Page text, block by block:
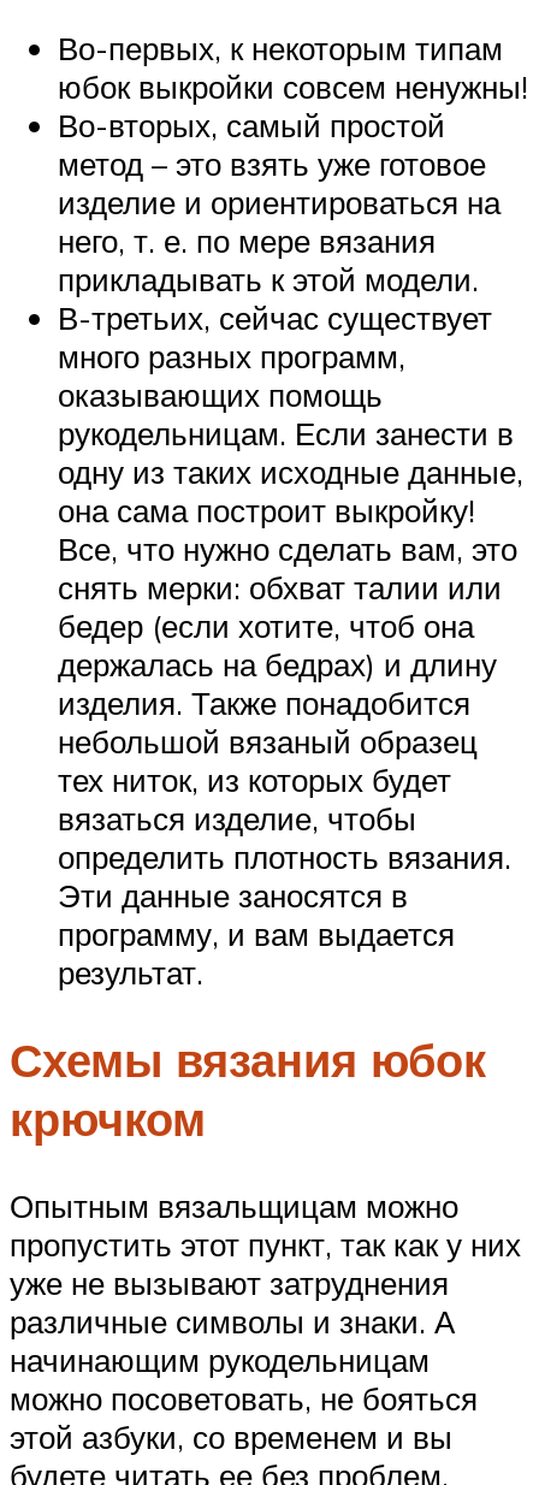
Во-первых, к некоторым типам
юбок выкройки совсем ненужны!
Во-вторых, самый простой
метод – это взять уже готовое
изделие и ориентироваться на
него, т. е. по мере вязания
прикладывать к этой модели.
В-третьих, сейчас существует
много разных программ,
оказывающих помощь
рукодельницам. Если занести в
одну из таких исходные данные,
она сама построит выкройку!
Все, что нужно сделать вам, это
снять мерки: обхват талии или
бедер (если хотите, чтоб она
держалась на бедрах) и длину
изделия. Также понадобится
небольшой вязаный образец
тех ниток, из которых будет
вязаться изделие, чтобы
определить плотность вязания.
Эти данные заносятся в
программу, и вам выдается
результат.
Схемы вязания юбок
крючком
Опытным вязальщицам можно
пропустить этот пункт, так как у них
уже не вызывают затруднения
различные символы и знаки. А
начинающим рукодельницам
можно посоветовать, не бояться
этой азбуки, со временем и вы
будете читать ее без проблем.